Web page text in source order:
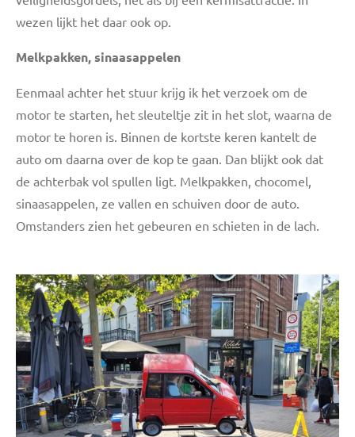
wezen lijkt het daar ook op.
Melkpakken, sinaasappelen
Eenmaal achter het stuur krijg ik het verzoek om de
motor te starten, het sleuteltje zit in het slot, waarna de
motor te horen is. Binnen de kortste keren kantelt de
auto om daarna over de kop te gaan. Dan blijkt ook dat
de achterbak vol spullen ligt. Melkpakken, chocomel,
sinaasappelen, ze vallen en schuiven door de auto.
Omstanders zien het gebeuren en schieten in de lach.